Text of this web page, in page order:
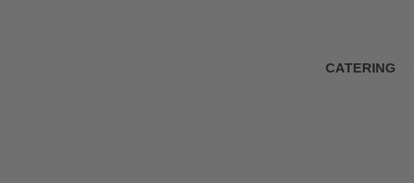
CATERING